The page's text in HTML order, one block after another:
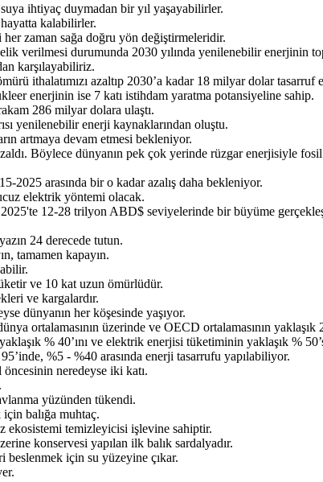
ihtiyaç duymadan bir yıl yaşayabilirler.
kalabilirler.
her zaman sağa doğru yön değiştirmeleridir.
verilmesi durumunda 2030 yılında yenilenebilir enerjinin
karşılayabiliriz.
ithalatımızı azaltıp 2030’a kadar 18 milyar dolar tasarruf
enerjinin ise 7 katı istihdam yaratma potansiyeline sahip.
286 milyar dolara ulaştı.
yenilenebilir enerji kaynaklarından oluştu.
artmaya devam etmesi bekleniyor.
Böylece dünyanın pek çok yerinde rüzgar enerjisiyle
2025 arasında bir o kadar azalış daha bekleniyor.
elektrik yöntemi olacak.
2025'te 12-28 trilyon ABD$ seviyelerinde bir büyüme
24 derecede tutun.
tamamen kapayın.
ve 10 kat uzun ömürlüdür.
ve kargalardır.
dünyanın her köşesinde yaşıyor.
ortalamasının üzerinde ve OECD ortalamasının yaklaşık 2
% 40’ını ve elektrik enerjisi tüketiminin yaklaşık %
%5 - %40 arasında enerji tasarrufu yapılabiliyor.
neredeyse iki katı.
yüzünden tükendi.
balığa muhtaç.
ekosistemi temizleyicisi işlevine sahiptir.
konservesi yapılan ilk balık sardalyadır.
beslenmek için su yüzeyine çıkar.